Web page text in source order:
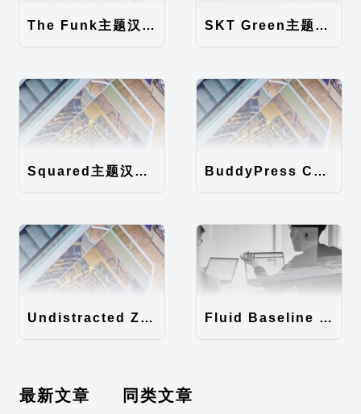
The Funk主题汉化包 SKT Green主题汉化包
Squared主题汉化包 BuddyPress Colours主题汉化包
Undistracted Zen主题汉化包 Fluid Baseline Grid主题汉化包
最新文章 同类文章